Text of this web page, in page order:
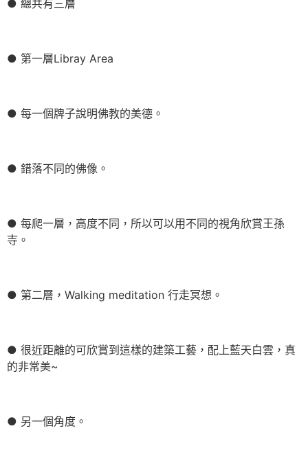
● 總共有三層
● 第一層Libray Area
● 每一個牌子說明佛教的美德。
● 錯落不同的佛像。
● 每爬一層，高度不同，所以可以用不同的視角欣賞王孫
寺。
● 第二層，Walking meditation 行走冥想。
● 很近距離的可欣賞到這樣的建築工藝，配上藍天白雲，真
的非常美~
● 另一個角度。